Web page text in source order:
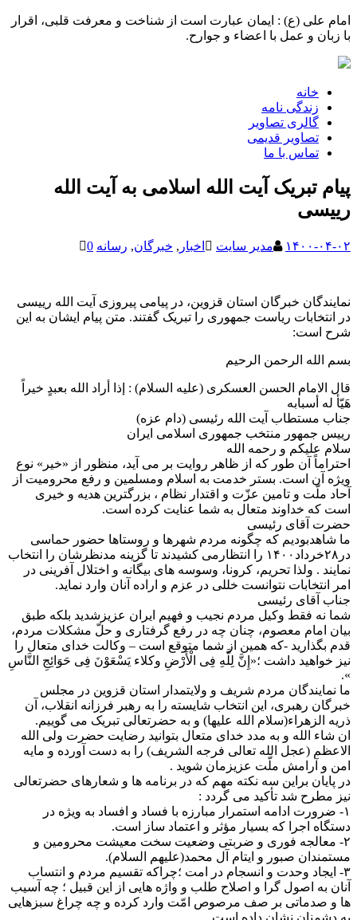
امام علی (ع) : ایمان عبارت است از شناخت و معرفت قلبی، اقرار
با زبان و عمل با اعضاء و جوارح.
خانه
زندگی نامه
گالری تصاویر
تصاویر قدیمی
تماس با ما
پیام تبریک آیت الله اسلامی به آیت الله
رییسی
۱۴۰۰-۰۴-۰۲ مدیر سایت اخبار , خبرگان, رسانه 0
نمایندگان خبرگان استان قزوین، در پیامی پیروزی آیت الله رییسی
در انتخابات ریاست جمهوری را تبریک گفتند. متن پیام ایشان به این
شرح است:
بسم الله الرحمن الرحیم
قال الامام الحسن العسکری (علیه السلام) : إذا أراد الله بعبدٍ خیراً
هَیّأ له أسبابه
جناب مستطاب آیت الله رئیسی (دام عزه)
رییس جمهور منتخب جمهوری اسلامی ایران
سلام علیکم و رحمه الله
احتراماً آن طور که از ظاهر روایت بر می آید، منظور از «خیر» نوع
ویژه آن است. بستر خدمت به اسلام ومسلمین و رفع محرومیت از
آحاد ملّت و تامین عزّت و اقتدار نظام ، بزرگترین هدیه و خیری
است که خداوند متعال به شما عنایت کرده است.
حضرت آقای رئیسی
ما شاهدبودیم که چگونه مردم شهرها و روستاها حضور حماسی
در۲۸خرداد۱۴۰۰ را انتظارمی کشیدند تا گزینه مدنظرشان را انتخاب
نمایند . ولذا تحریم، کرونا، وسوسه های بیگانه و اختلال آفرینی در
امر انتخابات نتوانست خللی در عزم و اراده آنان وارد نماید.
جناب آقای رئیسی
شما نه فقط وکیل مردم نجیب و فهیم ایران عزیزشدید بلکه طبق
بیان امام معصوم، چنان چه در رفع گرفتاری و حلّ مشکلات مردم،
قدم بگذارید -که همین از شما متوقع است – وکالت خدای متعال را
نیز خواهید داشت ؛«إِنَّ لِلَّهِ فِی الْأَرْضِ وکلاء یَسْعَوْنَ فِی حَوَائِجِ النَّاسِ
».
ما نمایندگان مردم شریف و ولایتمدار استان قزوین در مجلس
خبرگان رهبری، این انتخاب شایسته را به رهبر فرزانه انقلاب، آن
ذریه الزهراء(سلام الله علیها) و به حضرتعالی تبریک می گوییم.
ان شاء الله و به مدد خدای متعال بتوانید رضایت حضرت ولی الله
الاعظم (عجل الله تعالی فرجه الشریف) را به دست آورده و مایه
امن و آرامش ملّت عزیزمان شوید .
در پایان براین سه نکته مهم که در برنامه ها و شعارهای حضرتعالی
نیز مطرح شد تأکید می گردد :
۱- ضرورت ادامه استمرار مبارزه با فساد و افساد به ویژه در
دستگاه اجرا که بسیار مؤثر و اعتماد ساز است.
۲- معالجه فوری و ضربتی وضعیت سخت معیشت محرومین و
مستمندان صبور و ایتام آل محمد(علیهم السلام).
۳- ایجاد وحدت و انسجام در امت ؛چراکه تقسیم مردم و انتساب
آنان به اصول گرا و اصلاح طلب و واژه هایی از این قبیل ؛ چه آسیب
ها و صدماتی بر صف مرصوص امّت وارد کرده و چه چراغ سبزهایی
به دشمنان نشان داده است .